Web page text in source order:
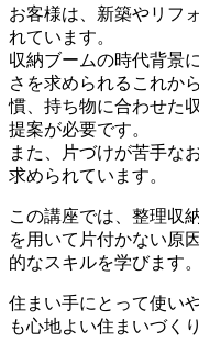
お客様は、新築やリフ
れています。
収納ブームの時代背景
さを求められるこれか
慣、持ち物に合わせた
提案が必要です。
また、片づけが苦手な
求められています。
この講座では、整理収
を用いて片付かない原
的なスキルを学びます。
住まい手にとって使い
も心地よい住まいづく